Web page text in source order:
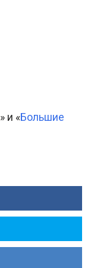
» и «Большие